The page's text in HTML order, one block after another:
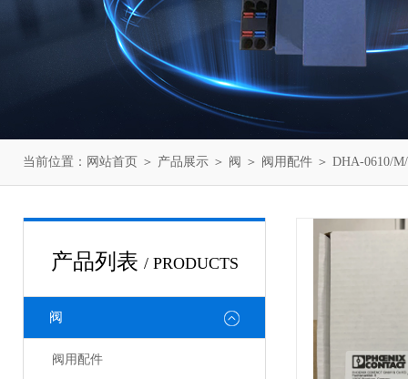
当前位置： 网站首页 ＞ 产品展示 ＞ 阀 ＞ 阀用配件 ＞ DHA-0610/
产品列表 / PRODUCTS
阀
阀用配件